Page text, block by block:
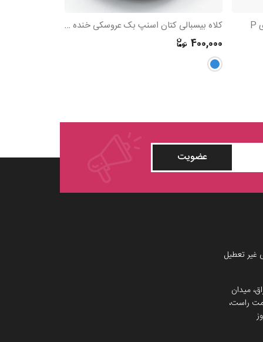
کلاه بیسبالی کتان اسنپ بک عروسکی خنده شیطانی
400,000
عضویت
غیر تعطیل
میدان
راست،